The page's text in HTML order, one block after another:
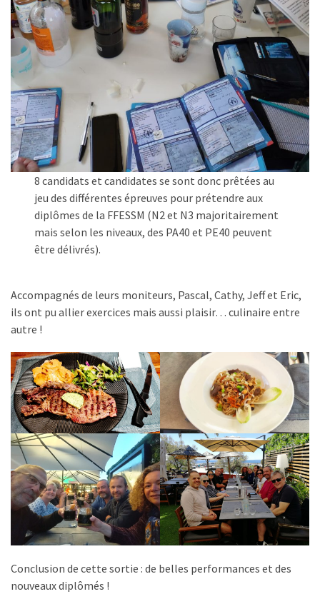
8 candidats et candidates se sont donc prêtées au
jeu des différentes épreuves pour prétendre aux
diplômes de la FFESSM (N2 et N3 majoritairement
mais selon les niveaux, des PA40 et PE40 peuvent
être délivrés).
Accompagnés de leurs moniteurs, Pascal, Cathy, Jeff et Eric,
ils ont pu allier exercices mais aussi plaisir… culinaire entre
autre !
Conclusion de cette sortie : de belles performances et des
nouveaux diplômés !